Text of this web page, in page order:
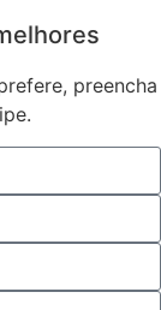
preencha